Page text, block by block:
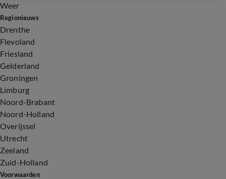
Weer
Regionieuws
Drenthe
Flevoland
Friesland
Gelderland
Groningen
Limburg
Noord-Brabant
Noord-Holland
Overijssel
Utrecht
Zeeland
Zuid-Holland
Voorwaarden